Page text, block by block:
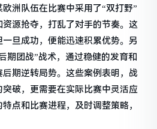
洲队伍在比赛中采用了“双打野”
源抢夺，打乱了对手的节奏。这
旦成功，便能迅速积累优势。另
期团战”战术，通过稳健的发育和
期逆转局势。这些案例表明，战
破，更需要在实际比赛中灵活应
点和比赛进程，及时调整策略，